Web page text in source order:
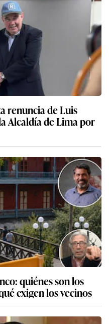
renuncia de Luis
Alcaldía de Lima por
quiénes son los
exigen los vecinos